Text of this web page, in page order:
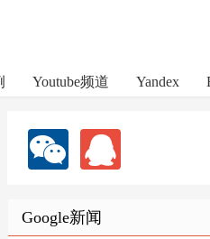
Youtube频道 Yandex
Google新闻